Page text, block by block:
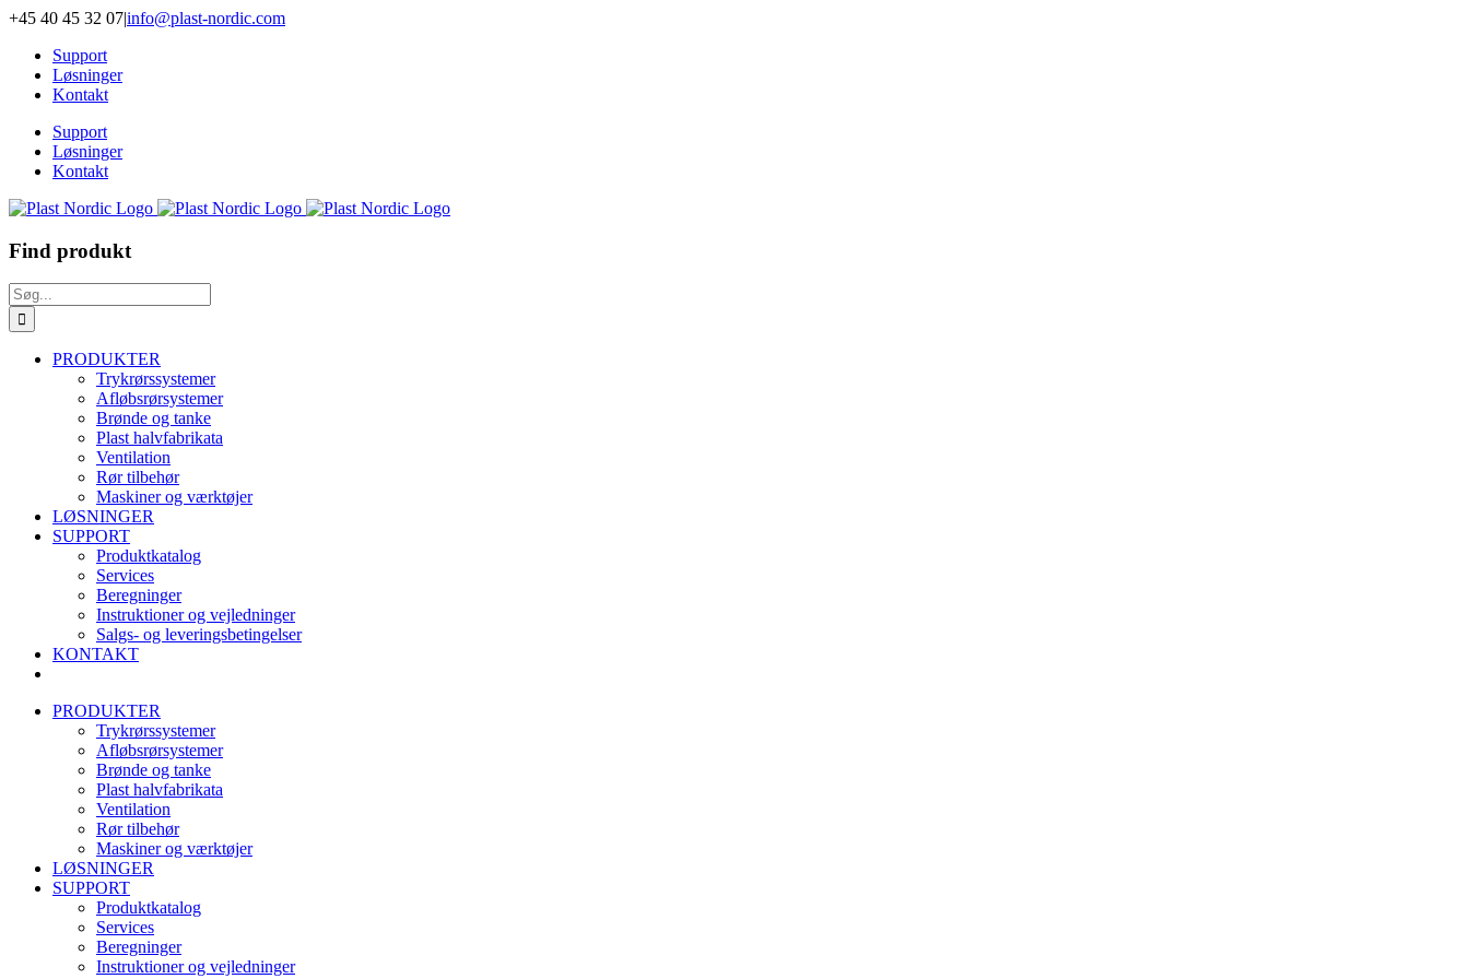
Skip
content
+45 40 45 32 07|info@plast-nordic.com
Support
Løsninger
Kontakt
Support
Løsninger
Kontakt
Find produkt
Søg
efter:
PRODUKTER
Trykrørssystemer
Afløbsrørsystemer
Brønde og tanke
Plast halvfabrikata
Ventilation
Rør tilbehør
Maskiner og værktøjer
LØSNINGER
SUPPORT
Produktkatalog
Services
Beregninger
Instruktioner og vejledninger
Salgs- og leveringsbetingelser
KONTAKT
PRODUKTER
Trykrørssystemer
Afløbsrørsystemer
Brønde og tanke
Plast halvfabrikata
Ventilation
Rør tilbehør
Maskiner og værktøjer
LØSNINGER
SUPPORT
Produktkatalog
Services
Beregninger
Instruktioner og vejledninger